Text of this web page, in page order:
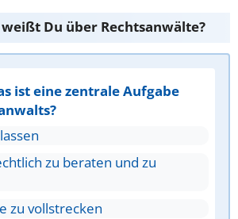
weißt Du über Rechtsanwälte?
ist eine zentrale Aufgabe
zu beraten und zu
zu vollstrecken